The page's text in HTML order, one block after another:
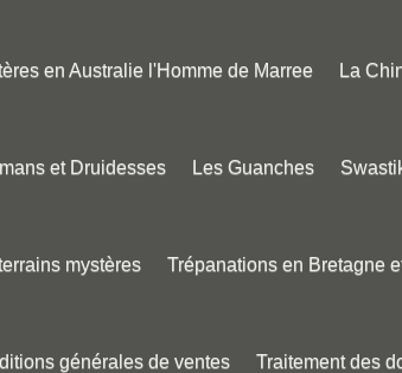
en Australie l'Homme de Marree La
et Druidesses Les Guanches
mystères Trépanations en Bretagne
générales de ventes Traitement des